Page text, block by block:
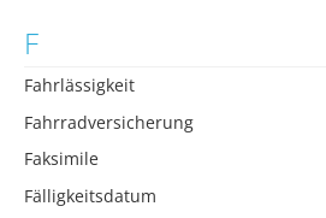
F
Fahrlässigkeit
Fahrradversicherung
Faksimile
Fälligkeitsdatum